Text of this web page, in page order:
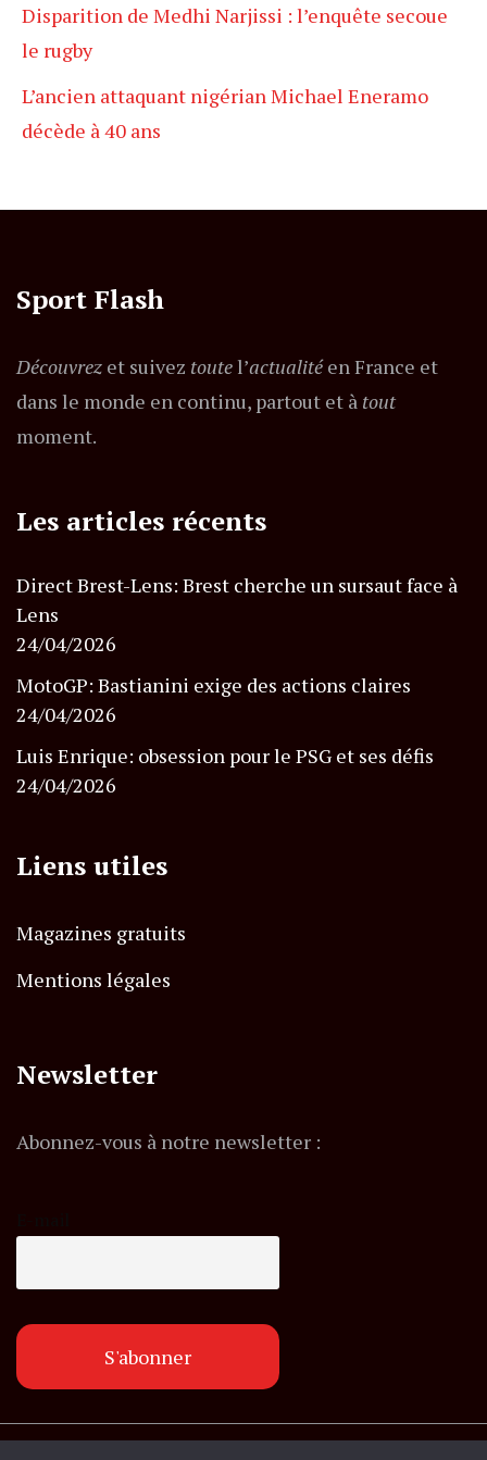
Disparition de Medhi Narjissi : l’enquête secoue
le rugby
L’ancien attaquant nigérian Michael Eneramo
décède à 40 ans
Sport Flash
Découvrez et suivez toutel’actualitéen France et
dans le monde en continu, partout et à tout
moment.
Les articles récents
Direct Brest-Lens: Brest cherche un sursaut face à
Lens
24/04/2026
MotoGP: Bastianini exige des actions claires
24/04/2026
Luis Enrique: obsession pour le PSG et ses défis
24/04/2026
Liens utiles
Magazines gratuits
Mentions légales
Newsletter
Abonnez-vous à notre newsletter :